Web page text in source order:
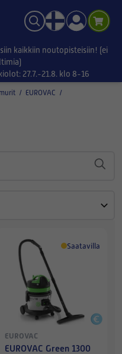
kaikkiin noutopisteisiin! (ei
27.7.-21.8. klo 8-16
/ EUROVAC /
Saatavilla
EUROVAC
EUROVAC Green 1300